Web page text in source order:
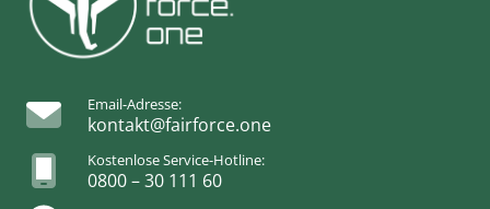
Email-Adresse:
kontakt@fairforce.one
Kostenlose Service-Hotline:
0800 – 30 111 60